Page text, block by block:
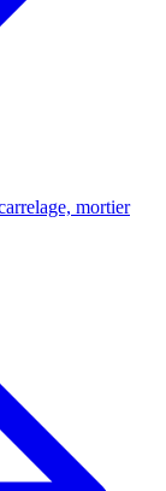
mortier